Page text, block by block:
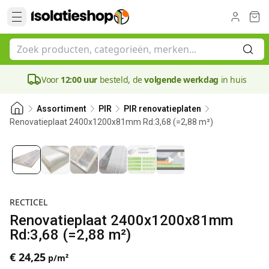
Voor 12:00 uur besteld, devolgende werkdag in huis
Assortiment PIR
PIR renovatieplaten
Renovatieplaat 2400x1200x81mm Rd:3,68 (=2,88 m²)
RECTICEL
Renovatieplaat 2400x1200x81mm
Rd:3,68 (=2,88 m²)
€ 24,25 p/m²